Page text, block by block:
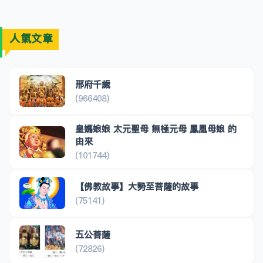
人氣文章
邢府千歲
(966408)
皇媽娘娘 太元聖母 無極元母 鳳凰母娘 的
由來
(101744)
【佛教故事】大勢至菩薩的故事
(75141)
五公菩薩
(72826)